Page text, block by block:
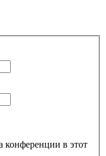
конференции в этот